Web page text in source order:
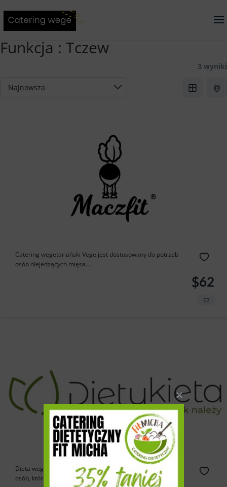
Funkcja : Tczew
3 wyniki
Catering wegetariański Vege jest dostosowany do potrzeb
osób niejedzących mięsa....
$62
62
Dieta wegetariańska w Dietykieta to doskonała opcja dla
osób, które...